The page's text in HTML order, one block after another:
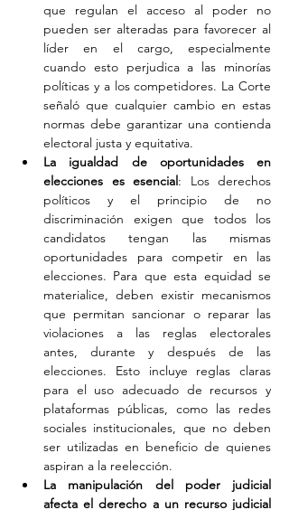
que regulan el acceso al poder no
pueden ser alteradas para favorecer al
líder en el cargo, especialmente
cuando esto perjudica a las minorías
políticas y a los competidores. La Corte
señaló que cualquier cambio en estas
normas debe garantizar una contienda
electoral justa y equitativa.
La igualdad de oportunidades en
elecciones es esencial: Los derechos
políticos y el principio de no
discriminación exigen que todos los
candidatos tengan las mismas
oportunidades para competir en las
elecciones. Para que esta equidad se
materialice, deben existir mecanismos
que permitan sancionar o reparar las
violaciones a las reglas electorales
antes, durante y después de las
elecciones. Esto incluye reglas claras
para el uso adecuado de recursos y
plataformas públicas, como las redes
sociales institucionales, que no deben
ser utilizadas en beneficio de quienes
aspiran a la reelección.
La manipulación del poder judicial
afecta el derecho a un recurso judicial